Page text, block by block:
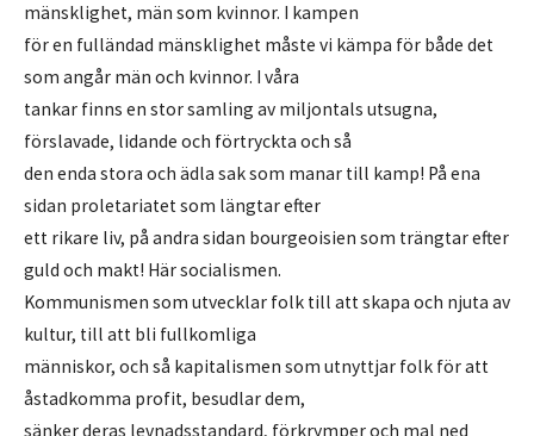
mänsklighet, män som kvinnor. I kampen
för en fulländad mänsklighet måste vi kämpa för både det
som angår män och kvinnor. I våra
tankar finns en stor samling av miljontals utsugna,
förslavade, lidande och förtryckta och så
den enda stora och ädla sak som manar till kamp! På ena
sidan proletariatet som längtar efter
ett rikare liv, på andra sidan bourgeoisien som trängtar efter
guld och makt! Här socialismen.
Kommunismen som utvecklar folk till att skapa och njuta av
kultur, till att bli fullkomliga
människor, och så kapitalismen som utnyttjar folk för att
åstadkomma profit, besudlar dem,
sänker deras levnadsstandard, förkrymper och mal ned